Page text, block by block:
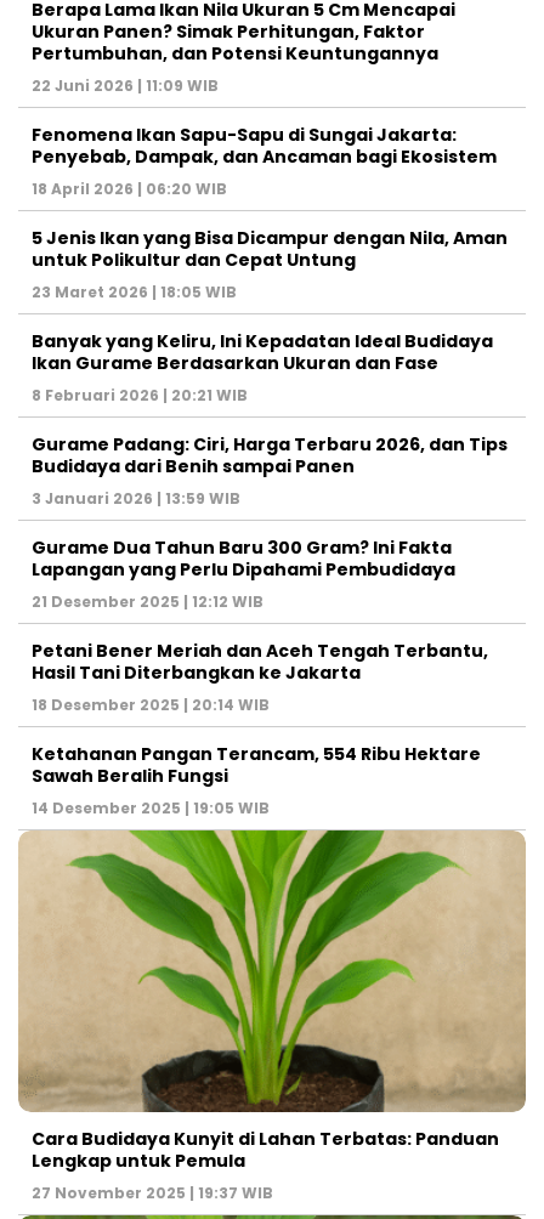
Berapa Lama Ikan Nila Ukuran 5 Cm Mencapai
Ukuran Panen? Simak Perhitungan, Faktor
Pertumbuhan, dan Potensi Keuntungannya
22 Juni 2026 | 11:09 WIB
Fenomena Ikan Sapu-Sapu di Sungai Jakarta:
Penyebab, Dampak, dan Ancaman bagi Ekosistem
18 April 2026 | 06:20 WIB
5 Jenis Ikan yang Bisa Dicampur dengan Nila, Aman
untuk Polikultur dan Cepat Untung
23 Maret 2026 | 18:05 WIB
Banyak yang Keliru, Ini Kepadatan Ideal Budidaya
Ikan Gurame Berdasarkan Ukuran dan Fase
8 Februari 2026 | 20:21 WIB
Gurame Padang: Ciri, Harga Terbaru 2026, dan Tips
Budidaya dari Benih sampai Panen
3 Januari 2026 | 13:59 WIB
Gurame Dua Tahun Baru 300 Gram? Ini Fakta
Lapangan yang Perlu Dipahami Pembudidaya
21 Desember 2025 | 12:12 WIB
Petani Bener Meriah dan Aceh Tengah Terbantu,
Hasil Tani Diterbangkan ke Jakarta
18 Desember 2025 | 20:14 WIB
Ketahanan Pangan Terancam, 554 Ribu Hektare
Sawah Beralih Fungsi
14 Desember 2025 | 19:05 WIB
Cara Budidaya Kunyit di Lahan Terbatas: Panduan
Lengkap untuk Pemula
27 November 2025 | 19:37 WIB